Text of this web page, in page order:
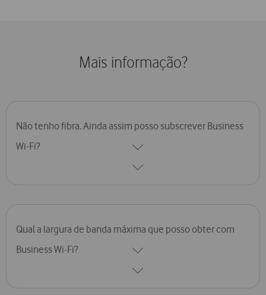
Mais informação?
Não tenho fibra. Ainda assim posso subscrever Business
Wi-Fi?
O Business Wi-Fi funciona sobre qualquer tecnologia de internet
solução está limitada a 3 pontos de acesso por morada.
Qual a largura de banda máxima que posso obter com
Business Wi-Fi?
Na sua base, a solução Business Wi-Fi permite chegar a